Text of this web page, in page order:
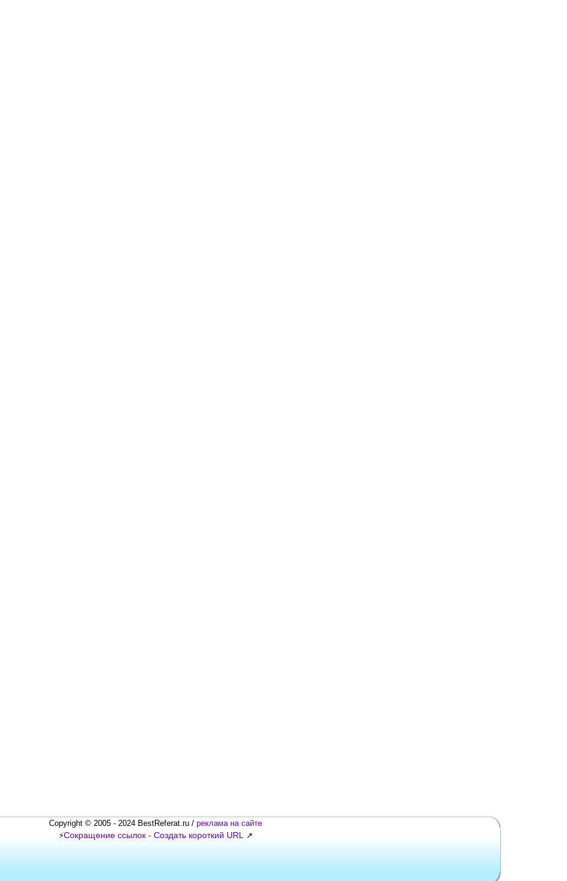
Copyright © 2005 - 2024 BestReferat.ru / реклама на сайте
⚡Сокращение ссылок - Создать короткий URL ↗